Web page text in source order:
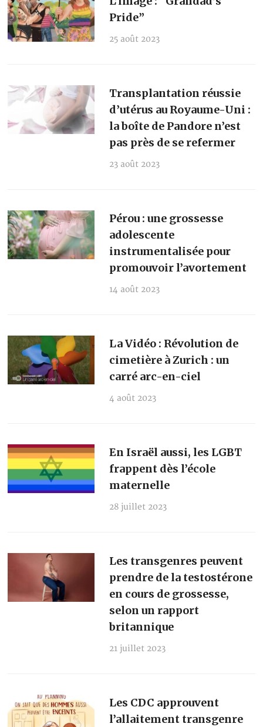
Pride”
25 août 2023
Transplantation réussie
d’utérus au Royaume-Uni :
la boîte de Pandore n’est
pas près de se refermer
23 août 2023
Pérou : une grossesse
adolescente
instrumentalisée pour
promouvoir l’avortement
14 août 2023
La Vidéo : Révolution de
cimetière à Zurich : un
carré arc-en-ciel
4 août 2023
En Israël aussi, les LGBT
frappent dès l’école
maternelle
28 juillet 2023
Les transgenres peuvent
prendre de la testostérone
en cours de grossesse,
selon un rapport
britannique
21 juillet 2023
Les CDC approuvent
l’allaitement transgenre